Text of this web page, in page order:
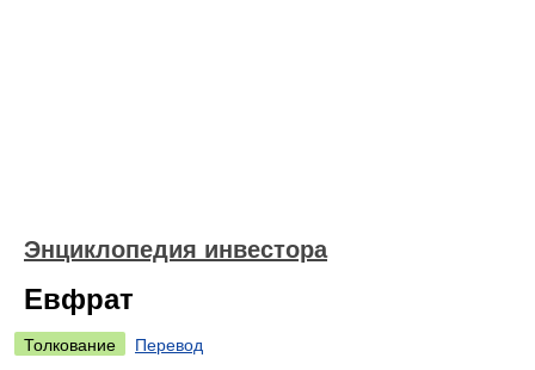
Энциклопедия инвестора
Евфрат
Толкование
Перевод